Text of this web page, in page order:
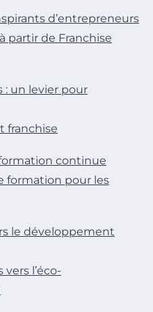
d’entrepreneurs
partir de Franchise
: un levier pour
franchise
continue
formation pour les
le développement
l’éco-